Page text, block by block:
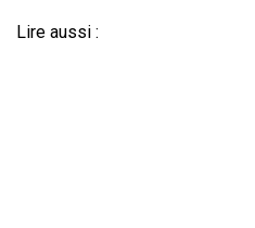
Lire aussi :